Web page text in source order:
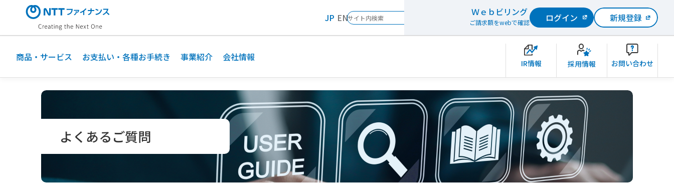
ン
JP EN Ｗｅｂビリング
ご請求額をwebで確認 ログイン 新規登録
商品・サービス お支払い・各種お手続き 事業紹介 会社情報
IR情報 採用情報 お問い合わせ
よくあるご質問